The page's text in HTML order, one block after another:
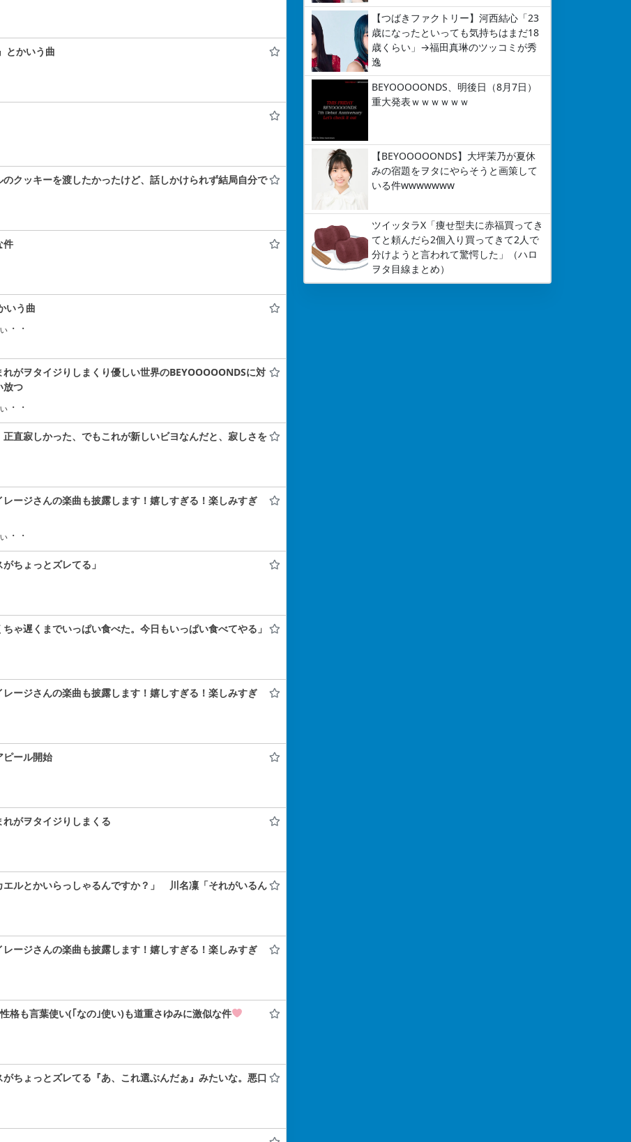
【つばきファクトリー】河西結心「23
歳になったといっても気持ちはまだ18
歳くらい」→福田真琳のツッコミが秀
逸
BEYOOOOONDS、明後日（8月7日）
重大発表ｗｗｗｗｗｗ
【BEYOOOOONDS】大坪茉乃が夏休
みの宿題をヲタにやらそうと画策して
いる件wwwwwww
ツイッタラX「痩せ型夫に赤福買ってき
てと頼んだら2個入り買ってきて2人で
分けようと言われて驚愕した」（ハロ
ヲタ目線まとめ）
とかいう曲
のクッキーを渡したかったけど、話しかけられず結局自分で
件
いう曲
・・
がヲタイジりしまくり優しい世界のBEYOOOOONDSに対
放つ
・・
直寂しかった、でもこれが新しいビヨなんだと、寂しさを
ージさんの楽曲も披露します！嬉しすぎる！楽しみすぎ
・・
ちょっとズレてる」
ゃ遅くまでいっぱい食べた。今日もいっぱい食べてやる」
ージさんの楽曲も披露します！嬉しすぎる！楽しみすぎ
ピール開始
がヲタイジりしまくる
エルとかいらっしゃるんですか？」 川名凜「それがいるん
ージさんの楽曲も披露します！嬉しすぎる！楽しみすぎ
性格も言葉使い(｢なの｣使い)も道重さゆみに激似な件
ちょっとズレてる『あ、これ選ぶんだぁ』みたいな。悪口